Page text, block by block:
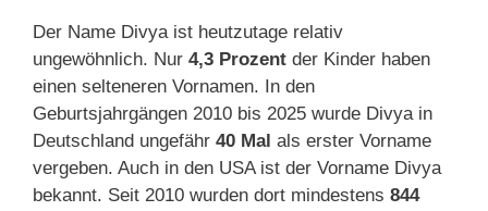
Der Name Divya ist heutzutage relativ
ungewöhnlich. Nur 4,3 Prozent der Kinder haben
einen selteneren Vornamen. In den
Geburtsjahrgängen 2010 bis 2025 wurde Divya in
Deutschland ungefähr 40 Mal als erster Vorname
vergeben. Auch in den USA ist der Vorname Divya
bekannt. Seit 2010 wurden dort mindestens 844